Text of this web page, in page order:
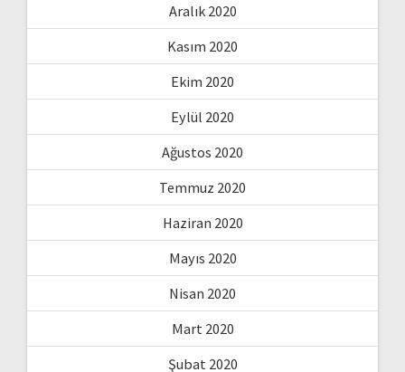
Aralık 2020
Kasım 2020
Ekim 2020
Eylül 2020
Ağustos 2020
Temmuz 2020
Haziran 2020
Mayıs 2020
Nisan 2020
Mart 2020
Şubat 2020